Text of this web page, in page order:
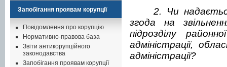
Запобігання проявам корупції
Повідомлення про корупцію
Нормативно-правова база
Звіти антикорупційного
законодавства
Запобігання проявам корупції
2. Чи
згода на
підрозділу
адміністрації,
адміністрації?